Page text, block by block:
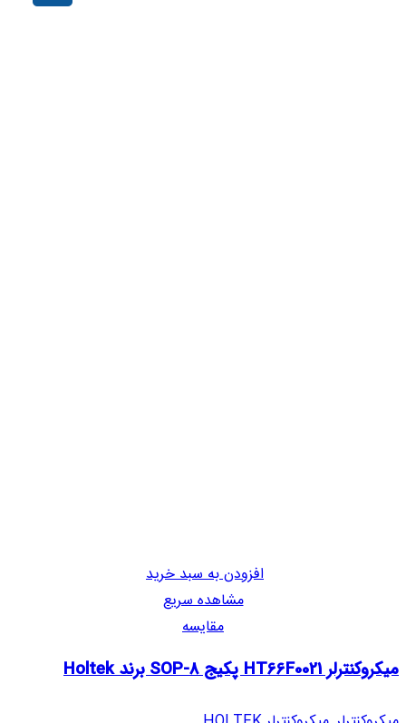
افزودن به سبد خرید
مشاهده سریع
مقایسه
میکروکنترلر HT66F0021 پکیج SOP-8 برند Holtek